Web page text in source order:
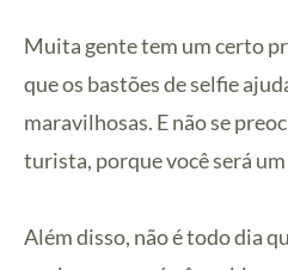
Muita gente tem um certo
que os bastões de selfie
maravilhosas. E não se
turista, porque você será
Além disso, não é todo dia